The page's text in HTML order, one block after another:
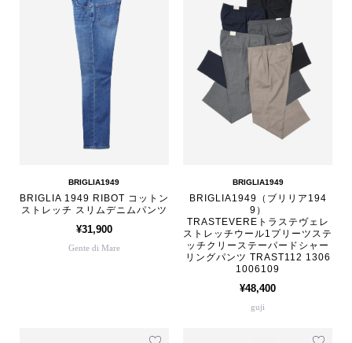
BRIGLIA1949
BRIGLIA 1949 RIBOT コットン
ストレッチ スリムデニムパンツ
¥31,900
Gente di Mare
BRIGLIA1949
BRIGLIA1949（ブリリア194
9）
TRASTEVEREトラステヴェレ
ストレッチウール1プリーツステ
ッチクリーステーパードシャー
リングパンツ TRAST112 1306
1006109
¥48,400
guji